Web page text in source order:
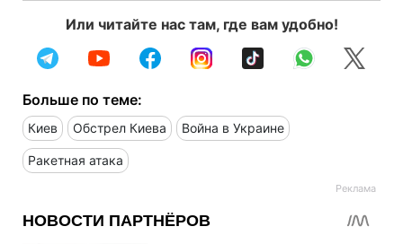
Или читайте нас там, где вам удобно!
Больше по теме:
Киев Обстрел Киева Война в Украине
Ракетная атака